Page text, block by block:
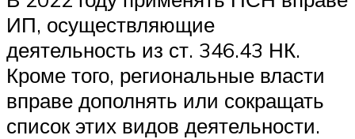
ИП, осуществляющие
деятельность из ст. 346.43 НК.
Кроме того, региональные власти
вправе дополнять или сокращать
список этих видов деятельности.